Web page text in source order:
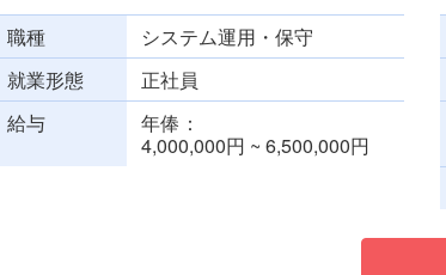
職種
システム運用・保守
就業形態
正社員
給与
年俸
4,000,000円 ~ 6,500,000円